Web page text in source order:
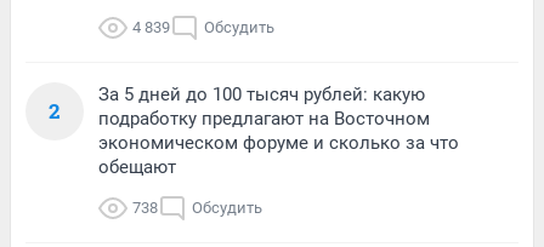
4 839 Обсудить
2
За 5 дней до 100 тысяч рублей: какую
подработку предлагают на Восточном
экономическом форуме и сколько за что
обещают
738 Обсудить